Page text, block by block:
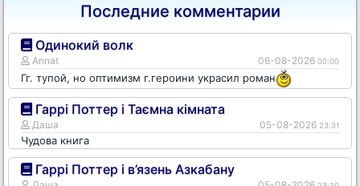
Последние комментарии
Одинокий волк
Annat 06-08-2026 00:00
Гг. тупой, но оптимизм г.героини украсил роман
Гаррі Поттер і Таємна кімната
Даша 05-08-2026 23:31
Чудова книга
Гаррі Поттер і в’язень Азкабану